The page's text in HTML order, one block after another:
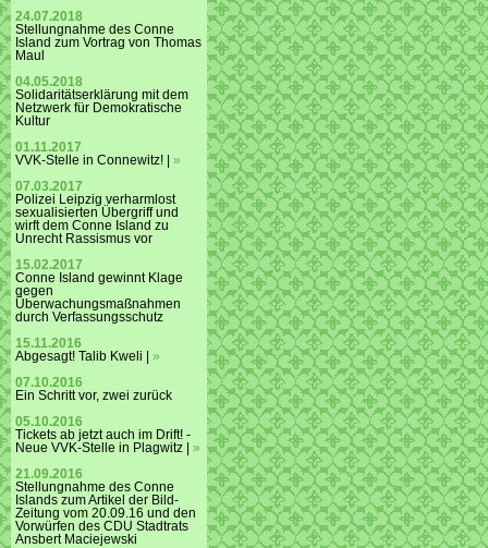
24.07.2018
Stellungnahme des Conne
Island zum Vortrag von Thomas
Maul
04.05.2018
Solidaritätserklärung mit dem
Netzwerk für Demokratische
Kultur
01.11.2017
VVK-Stelle in Connewitz! | »
07.03.2017
Polizei Leipzig verharmlost
sexualisierten Übergriff und
wirft dem Conne Island zu
Unrecht Rassismus vor
15.02.2017
Conne Island gewinnt Klage
gegen
Überwachungsmaßnahmen
durch Verfassungsschutz
15.11.2016
Abgesagt! Talib Kweli | »
07.10.2016
Ein Schritt vor, zwei zurück
05.10.2016
Tickets ab jetzt auch im Drift! -
Neue VVK-Stelle in Plagwitz | »
21.09.2016
Stellungnahme des Conne
Islands zum Artikel der Bild-
Zeitung vom 20.09.16 und den
Vorwürfen des CDU Stadtrats
Ansbert Maciejewski